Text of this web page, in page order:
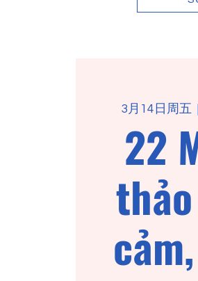
3月14日周五
  |
22